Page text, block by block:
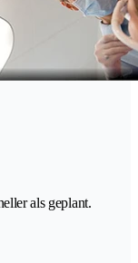
als geplant.